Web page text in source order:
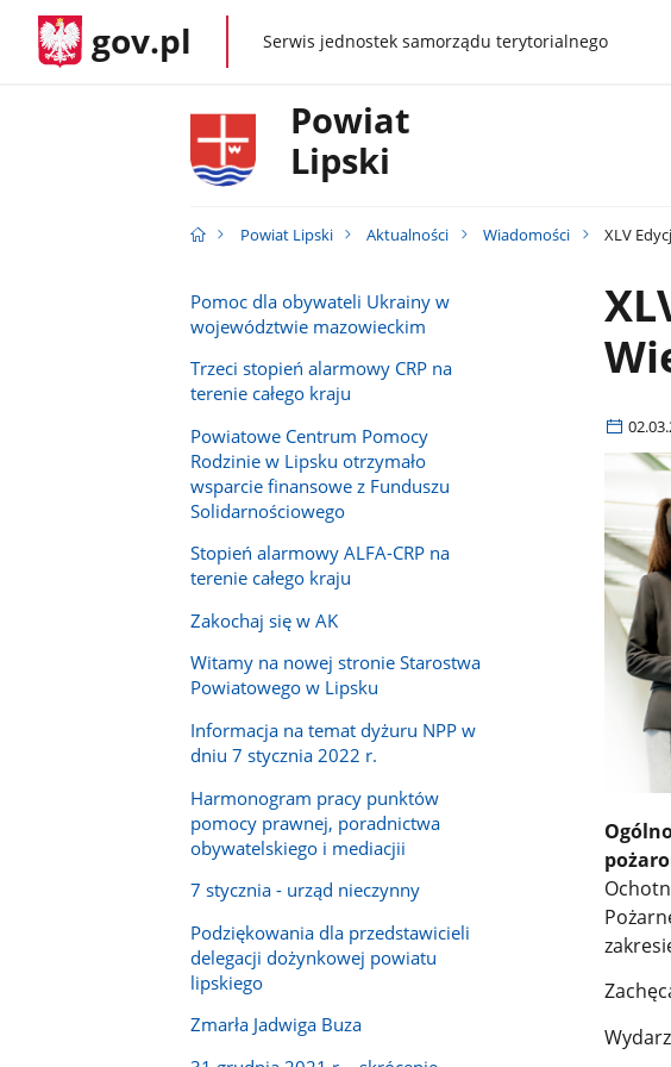
gov.pl gov.plSerwis jednostek samorządu terytorialnego
Powiat
Lipski
Powiat Lipski Aktualności Wiadomości XLV
Pomoc dla obywateli Ukrainy w
województwie mazowieckim
Trzeci stopień alarmowy CRP na
terenie całego kraju
Powiatowe Centrum Pomocy
Rodzinie w Lipsku otrzymało
wsparcie finansowe z Funduszu
Solidarnościowego
Stopień alarmowy ALFA-CRP na
terenie całego kraju
Zakochaj się w AK
Witamy na nowej stronie Starostwa
Powiatowego w Lipsku
Informacja na temat dyżuru NPP w
dniu 7 stycznia 2022 r.
Harmonogram pracy punktów
pomocy prawnej, poradnictwa
obywatelskiego i mediacjii
7 stycznia - urząd nieczynny
Podziękowania dla przedstawicieli
delegacji dożynkowej powiatu
lipskiego
Zmarła Jadwiga Buza